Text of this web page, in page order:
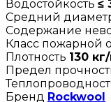
Водостойкость ≤
Средний
Содержание
Класс пожарной
Плотность 130
Предел
Бренд Rockwool